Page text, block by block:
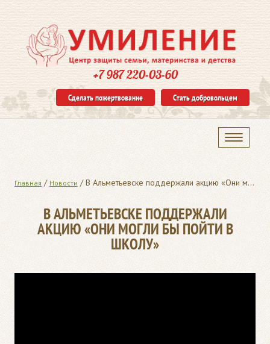
+7 987 220-03-60
Стать добровольцем
Сделать пожертвование
Главная / Новости / В Альметьевске поддержали акцию «Они могли бы пойти в школу»
В АЛЬМЕТЬЕВСКЕ ПОДДЕРЖАЛИ
АКЦИЮ «ОНИ МОГЛИ БЫ ПОЙТИ В
ШКОЛУ»